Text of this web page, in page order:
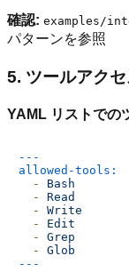
確認: examples/
パターンを参照
5. ツールアク
YAML リストでの
---
allowed-tools:
-
Bash
-
Read
-
Write
-
Edit
-
Grep
-
Glob